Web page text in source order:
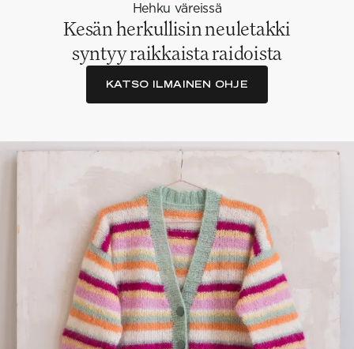
Hehku väreissä
Kesän herkullisin neuletakki
syntyy raikkaista raidoista
KATSO ILMAINEN OHJE